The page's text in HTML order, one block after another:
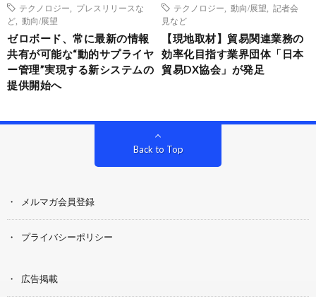
テクノロジー
プレスリリースな
ど
動向/展望
ゼロボード、常に最新の情報
共有が可能な“動的サプライヤ
ー管理”実現する新システムの
提供開始へ
テクノロジー
動向/展望
記者会
見など
【現地取材】貿易関連業務の
効率化目指す業界団体「日本
貿易DX協会」が発足
Back to Top
メルマガ会員登録
プライバシーポリシー
広告掲載